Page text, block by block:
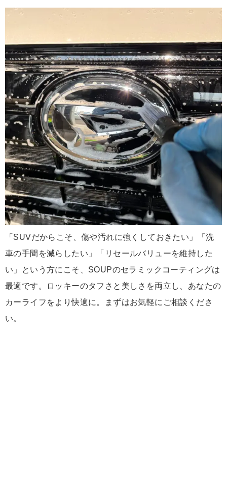
「SUVだからこそ、傷や汚れに強くしておきたい」「洗
車の手間を減らしたい」「リセールバリューを維持した
い」という方にこそ、SOUPのセラミックコーティングは
最適です。ロッキーのタフさと美しさを両立し、あなたの
カーライフをより快適に。まずはお気軽にご相談くださ
い。